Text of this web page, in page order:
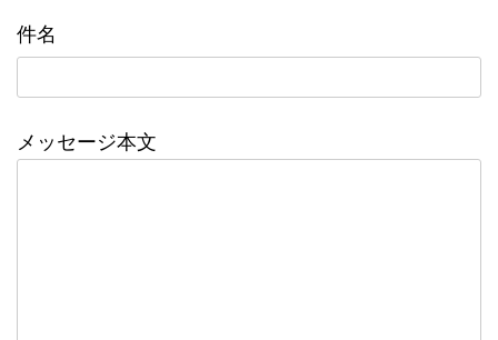
件名
メッセージ本文